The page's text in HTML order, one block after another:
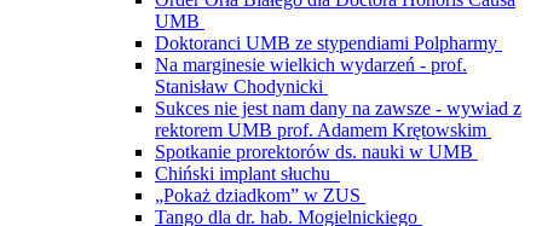
UMB
Doktoranci UMB ze stypendiami Polpharmy
Na marginesie wielkich wydarzeń - prof.
Stanisław Chodynicki
Sukces nie jest nam dany na zawsze - wywiad z
rektorem UMB prof. Adamem Krętowskim
Spotkanie prorektorów ds. nauki w UMB
Chiński implant słuchu
„Pokaż dziadkom” w ZUS
Tango dla dr. hab. Mogielnickiego